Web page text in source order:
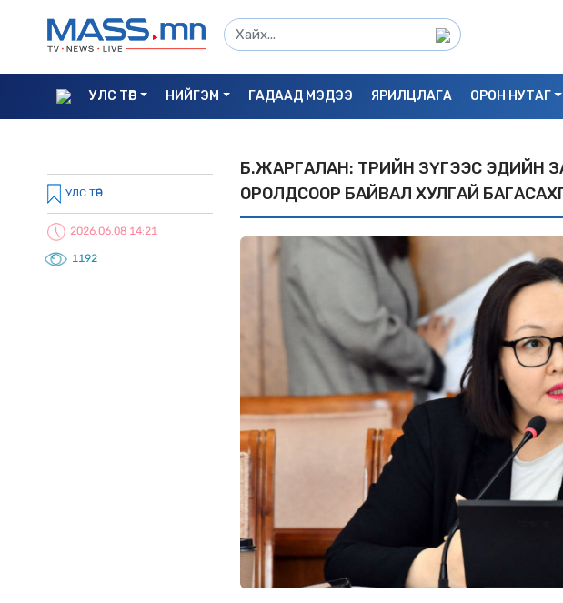
УЛС ТӨР НИЙГЭМ ГАДААД МЭДЭЭ ЯРИЛЦЛАГА ОРОН НУТАГ
УЛС ТӨР
2026.06.08 14:21
1192
Б.ЖАРГАЛАН: ТӨРИЙН ЗҮГЭЭС ЭДИЙН
ОРОЛДСООР БАЙВАЛ XУЛГАЙ